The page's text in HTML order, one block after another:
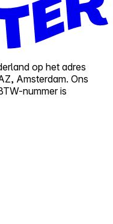
op het adres
Amsterdam. Ons
nummer is